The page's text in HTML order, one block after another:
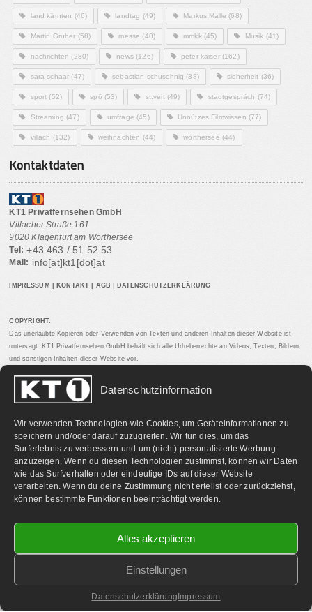
Datenschutzinformation
Wir verwenden Technologien wie Cookies, um Geräteinformationen zu
speichern und/oder darauf zuzugreifen. Wir tun dies, um das
Surferlebnis zu verbessern und um (nicht) personalisierte Werbung
anzuzeigen. Wenn du diesen Technologien zustimmst, können wir Daten
wie das Surfverhalten oder eindeutige IDs auf dieser Website
verarbeiten. Wenn du deine Zustimmung nicht erteilst oder zurückziehst,
können bestimmte Funktionen beeinträchtigt werden.
Alles akzeptieren
Einstellungen
Datenschutzerklärung Impressum
land kärnten (46) landtag (49) Markus Malle (68)
Martin Gruber (58) messe (40) mmkk(45) Musik (41)
nachrichten (280) news(126) peter kaiser(162)
sara schaar (47) sebastian schuschnig (38) sicherheit (36)
sport (52) spö (53) st.veit(49) stadtgespräch (74)
Streaming (47) umfrage (45) Unnützes Filmwissen (77)
villach (132) weihnachten (44) wörthersee (44)
Kontaktdaten
KT1 Privatfernsehen GmbH
Villacher Straße 161
9020 Klagenfurt am Wörthersee
Tel: +43 463 / 51 52 53
Mail: info[at]kt1[dot]at
IMPRESSUM KONTAKT AGB DATENSCHUTZERKLÄRUNG
COPYRIGHT:
Das unerlaubte Kopieren oder Verwenden von Texten und anderen Inhalten dieser Website ist
untersagt. KT1 Privatfernsehen GmbH behält sich alle Urheberrechte an Videos, Texten, Bildern
und sonstigen Inhalten dieser Website vor.
PARTNERLINKS:
2026 KT1 Privatfernsehen - Alle Rechte vorbehalten.
Homepage & Webbetreuung DF-Media.at